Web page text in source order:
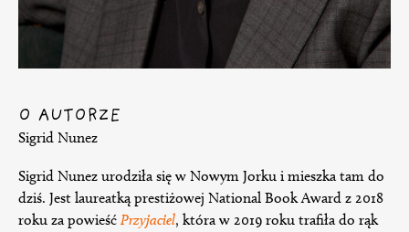
O AUTORZE
Sigrid Nunez
Sigrid Nunez urodziła się w Nowym Jorku i mieszka tam do
dziś. Jest laureatką prestiżowej National Book Award z 2018
roku za powieść Przyjaciel, która w 2019 roku trafiła do rąk